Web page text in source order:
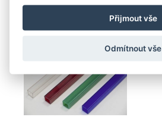
Přijmout vše
Odmítnout vše